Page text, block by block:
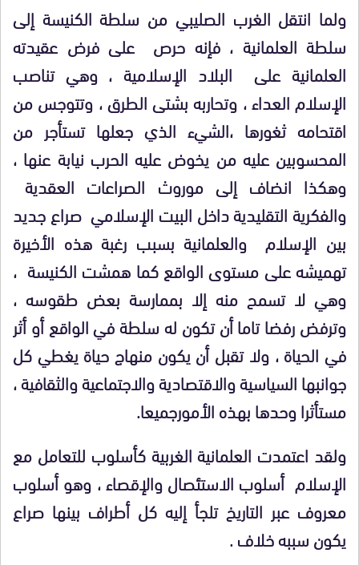
ولما انتقل الغرب الصليبي من سلطة الكنيسة إلى
سلطة العلمانية ، فإنه حرص على فرض عقيدته
العلمانية على البلاد الإسلامية ، وهي تناصب
الإسلام العداء ، وتحاربه بشتى الطرق ، وتتوجس من
اقتحامه ثغورها ،الشيء الذي جعلها تستأجر من
المحسوبين عليه من يخوض عليه الحرب نيابة عنها ،
وهكذا انضاف إلى موروث الصراعات العقدية
والفكرية التقليدية داخل البيت الإسلامي صراع جديد
بين الإسلام والعلمانية بسبب رغبة هذه الأخيرة
تهميشه على مستوى الواقع كما همشت الكنيسة ،
وهي لا تسمح منه إلا بممارسة بعض طقوسه ،
وترفض رفضا تاما أن تكون له سلطة في الواقع أو أثر
في الحياة ، ولا تقبل أن يكون منهاج حياة يغطي كل
جوانبها السياسية والاقتصادية والاجتماعية والثقافية ،
مستأثرا وحدها بهذه الأمورجميعا.
ولقد اعتمدت العلمانية الغربية كأسلوب للتعامل مع
الإسلام أسلوب الاستئصال والإقصاء ، وهو أسلوب
معروف عبر التاريخ تلجأ إليه كل أطراف بينها صراع
يكون سببه خلاف .